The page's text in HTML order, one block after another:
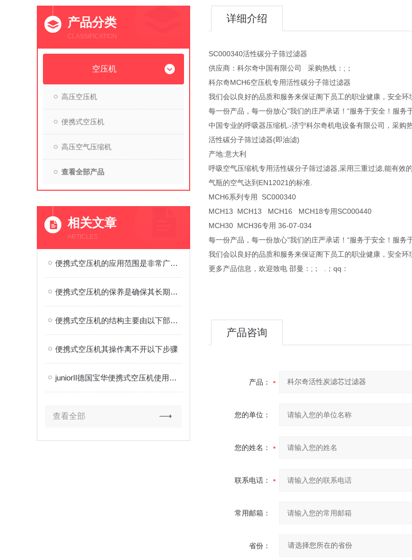
产品分类
CLASSIFICATION
空压机
高压空压机
便携式空压机
高压空气压缩机
查看全部产品
相关文章
ARTICLES
便携式空压机的应用范围是非常广泛的
便携式空压机的保养是确保其长期稳定运行的关键
便携式空压机的结构主要由以下部件组成
便携式空压机其操作离不开以下步骤
juniorII德国宝华便携式空压机使用方法
查看全部
详细介绍
SC000340活性碳分子筛过滤器
供应商：科尔奇中国有限公司 采购热线：;；
科尔奇MCH6空压机专用活性碳分子筛过滤器
我们会以良好的品质和服务来保证阁下员工的职业健康，安全环
每一份产品，每一份放心"我们的庄严承诺！“服务于安全！服务
中国专业的呼吸器压缩机.-济宁科尔奇机电设备有限公司，采购
活性碳分子筛过滤器(即油滤)
产地:意大利
呼吸空气压缩机专用活性碳分子筛过滤器,采用三重过滤,能有效
气瓶的空气达到EN12021的标准.
MCH6系列专用 SC000340
MCH13 MCH13 MCH16 MCH18专用SC000440
MCH30 MCH36专用 36-07-034
每一份产品，每一份放心"我们的庄严承诺！“服务于安全！服务
我们会以良好的品质和服务来保证阁下员工的职业健康，安全环
更多产品信息，欢迎致电 邵曼：;； .；qq：
产品咨询
产品：
您的单位：
您的姓名：
联系电话：
常用邮箱：
省份：